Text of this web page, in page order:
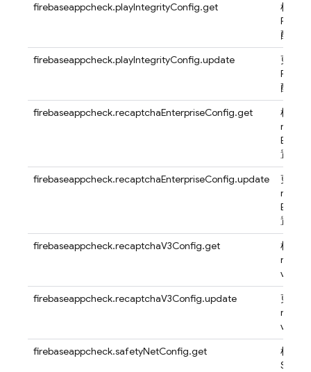
firebaseappcheck.playIntegrityConfig.get
检索
Play
配置
firebaseappcheck.playIntegrityConfig.update
更新
Play
配置
firebaseappcheck.recaptchaEnterpriseConfig.get
检索
置
firebaseappcheck.recaptchaEnterpriseConfig.update
更新
置
firebaseappcheck.recaptchaV3Config.get
检索
v3 配置
firebaseappcheck.recaptchaV3Config.update
更新
v3 配置
firebaseappcheck.safetyNetConfig.get
检索